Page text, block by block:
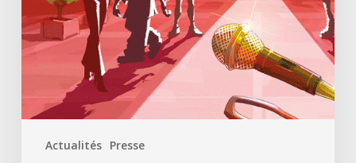
Actualités Presse
un
jeu
d’enquête
à
ciel